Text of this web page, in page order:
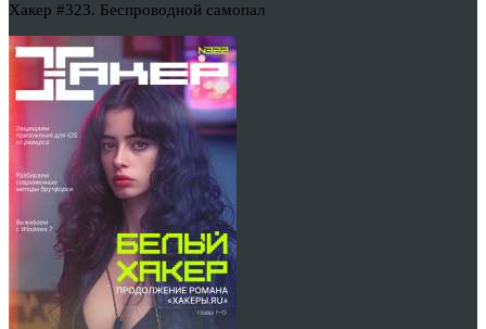
Хакер #323. Беспроводной самопал